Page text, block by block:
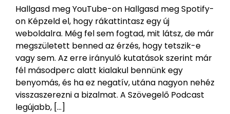
Hallgasd meg YouTube-on Hallgasd meg Spotify-
on Képzeld el, hogy rákattintasz egy új
weboldalra. Még fel sem fogtad, mit látsz, de már
megszületett benned az érzés, hogy tetszik-e
vagy sem. Az erre irányuló kutatások szerint már
fél másodperc alatt kialakul bennünk egy
benyomás, és ha ez negatív, utána nagyon nehéz
visszaszerezni a bizalmat. A Szövegelő Podcast
legújabb, […]